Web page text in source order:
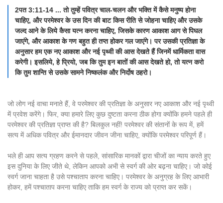
2पत 3:11-14 ... तो तुम्हें पवित्र चाल-चलन और भक्ति में कैसे मनुष्य होना
चाहिए, और परमेश्वर के उस दिन की बाट किस रीति से जोहना चाहिए और उसके
जल्द आने के लिये कैसा यत्न करना चाहिए, जिसके कारण आकाश आग से पिघल
जाएंगे, और आकाश के गण बहुत ही तप्त होकर गल जाएंगे। पर उसकी प्रतिज्ञा के
अनुसार हम एक नए आकाश और नई पृथ्वी की आस देखते हैं जिनमें धार्मिकता वास
करेगी। इसलिये, हे प्रियो, जब कि तुम इन बातों की आस देखते हो, तो यत्न करो
कि तुम शान्ति से उसके सामने निष्कलंक और निर्दोष ठहरो।
जो लोग नई वाचा मनाते हैं, वे परमेश्वर की प्रतिज्ञा के अनुसार नए आकाश और नई पृथ्वी
में प्रवेश करेंगे। फिर, क्या हमारे लिए कुछ दुष्टता करना ठीक होगा क्योंकि हमने पहले ही
परमेश्वर की प्रतिज्ञा प्राप्त की है? बिलकुल नहीं! परमेश्वर की संतानों के रूप में, हमें
सत्य में अधिक पवित्र और ईमानदार जीवन जीना चाहिए, क्योंकि परमेश्वर परिपूर्ण हैं।
भले ही आप सत्य ग्रहण करने से पहले, सांसारिक मानकों द्वारा चीजों का न्याय करते हुए
इस दुनिया के लिए जीते थे, लेकिन आपको अभी से स्वर्ग की ओर बढ़ना चाहिए। जो कोई
स्वर्ग जाना चाहता है उसे पश्चाताप करना चाहिए। परमेश्वर के अनुग्रह के लिए आभारी
होकर, हमें पश्चाताप करना चाहिए ताकि हम स्वर्ग के राज्य को प्राप्त कर सकें।